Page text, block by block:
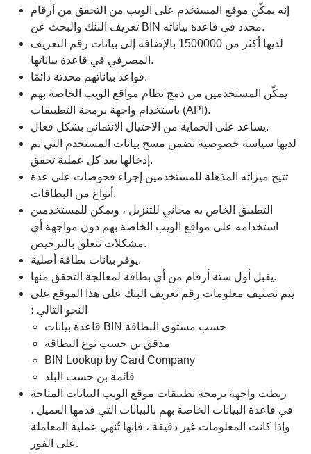
إنه يمكّن موقع المستخدم على الويب من التحقق من أرقام
تعريف البنك والبحث عن BIN محدد في قاعدة بياناته.
لديها أكثر من 1500000 بالإضافة إلى بيانات رقم التعريف
المصرفي في قاعدة بياناتها.
قواعد بياناتهم محدثة دائمًا.
يمكّن المستخدمين من دمج نظام مواقع الويب الخاصة بهم
باستخدام واجهة برمجة التطبيقات (API).
يساعد على الحماية من الاحتيال الائتماني بشكل فعال.
لديها سياسة خصوصية تضمن مسح بيانات المستخدم التي تم
إدخالها بعد كل عملية تحقق.
تتيح ميزاته المذهلة للمستخدمين إجراء فحوصات على عدة
أنواع من البطاقات.
التطبيق الخاص به مجاني للتنزيل ، ويمكن للمستخدمين
استخدامه على مواقع الويب الخاصة بهم دون مواجهة أي
مشكلات تتعلق بالترخيص.
يوفر بيانات بطاقة أصلية.
يقبل أول ستة أرقام من أي بطاقة لمعالجة التحقق منها.
يتم تصنيف معلومات رقم تعريف البنك على هذا الموقع على
النحو التالي ؛
قاعدة بيانات BIN حسب مستوى البطاقة
مدقق بن حسب نوع البطاقة
BIN Lookup by Card Company
قائمة بن حسب البلد
ربطت واجهة برمجة تطبيقات موقع الويب البيانات المتاحة
في قاعدة البيانات الخاصة بهم بالبيانات التي قدمها العميل ،
وإذا كانت المعلومات غير دقيقة ، فإنها تُنهي عملية المعاملة
على الفور.